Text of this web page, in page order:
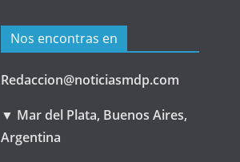
Nos encontras en
Redaccion@noticiasmdp.com
▼ Mar del Plata, Buenos Aires,
Argentina